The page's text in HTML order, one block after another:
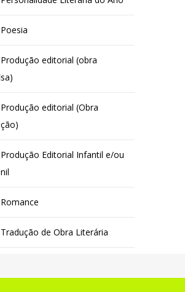
Poesia
Produção editorial (obra
Produção editorial (Obra
Produção Editorial Infantil e/ou
Romance
Tradução de Obra Literária